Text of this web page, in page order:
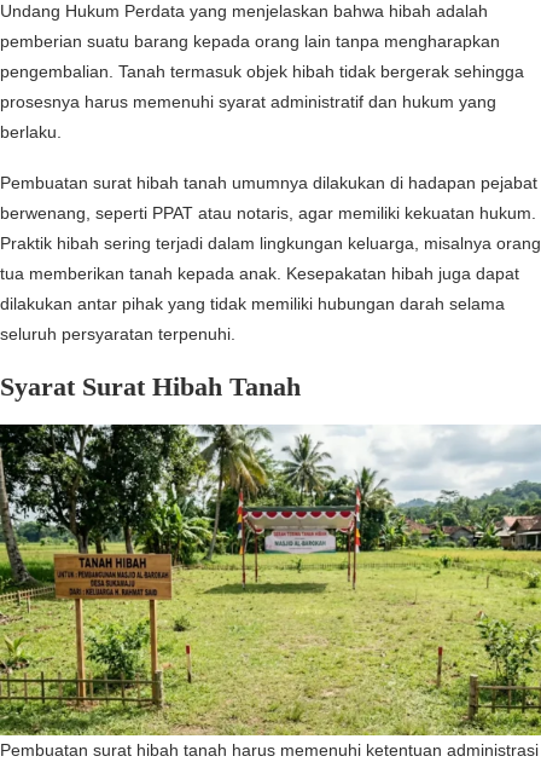
Undang Hukum Perdata yang menjelaskan bahwa hibah adalah
pemberian suatu barang kepada orang lain tanpa mengharapkan
pengembalian. Tanah termasuk objek hibah tidak bergerak sehingga
prosesnya harus memenuhi syarat administratif dan hukum yang
berlaku.
Pembuatan surat hibah tanah umumnya dilakukan di hadapan pejabat
berwenang, seperti PPAT atau notaris, agar memiliki kekuatan hukum.
Praktik hibah sering terjadi dalam lingkungan keluarga, misalnya orang
tua memberikan tanah kepada anak. Kesepakatan hibah juga dapat
dilakukan antar pihak yang tidak memiliki hubungan darah selama
seluruh persyaratan terpenuhi.
Syarat Surat Hibah Tanah
Pembuatan surat hibah tanah harus memenuhi ketentuan administrasi